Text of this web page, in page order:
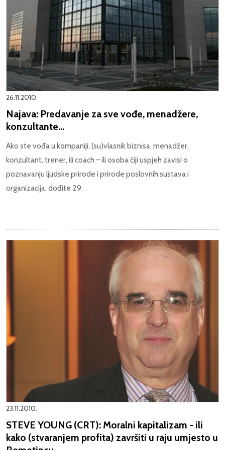
26.11.2010.
Najava: Predavanje za sve vođe, menadžere,
konzultante...
Ako ste vođa u kompaniji, (su)vlasnik biznisa, menadžer,
konzultant, trener, ili coach – ili osoba čiji uspjeh zavisi o
poznavanju ljudske prirode i prirode poslovnih sustava i
organizacija, dođite 29.
23.11.2010.
STEVE YOUNG (CRT): Moralni kapitalizam - ili
kako (stvaranjem profita) završiti u raju umjesto u